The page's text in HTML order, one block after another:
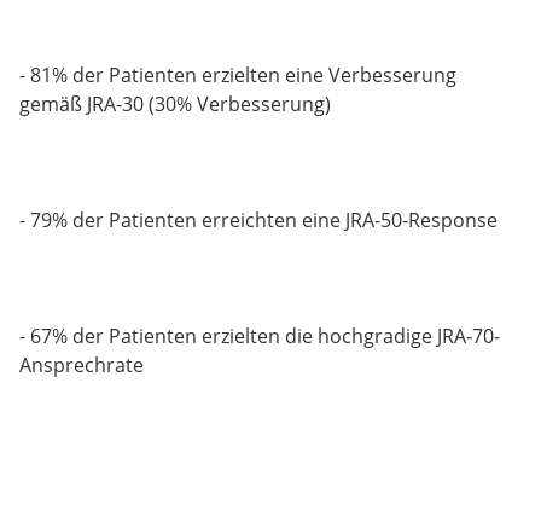
- 81% der Patienten erzielten eine Verbesserung
gemäß JRA-30 (30% Verbesserung)
- 79% der Patienten erreichten eine JRA-50-Response
- 67% der Patienten erzielten die hochgradige JRA-70-
Ansprechrate